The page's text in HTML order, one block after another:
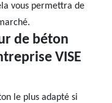
vous permettra de
de béton
VISE
le plus adapté si